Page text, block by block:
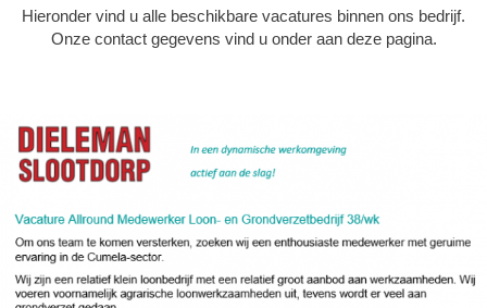
Hieronder vind u alle beschikbare vacatures binnen ons bedrijf.
Onze contact gegevens vind u onder aan deze pagina.